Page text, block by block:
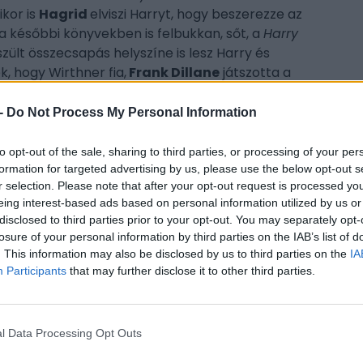
Do Not Process My Personal Information
opt-out of the sale, sharing to third parties, or processing of your
for targeted advertising by us, please use the below opt-out
selection. Please note that after your opt-out request is processed
interest-based ads based on personal information utilized by us
to third parties prior to your opt-out. You may separately
of your personal information by third parties on the IAB’s list of
This information may also be disclosed by us to third parties on the
Participants that may further disclose it to other third parties.
Data Processing Opt Outs
is Hagrid elviszi Harryt, hogy beszerezze az
későbbi könyvekben is felbukkan, sőt, a Harry
összecsapás helyszíne is lesz Harry és
hogy Wirthner fia, Frank Dillane játszotta a
Malkin in the HARRY POTTER TV series
yU5rKW71QD
February 20, 2026
ami kitudódhatott.Neil Edmond (Az
alakít majd a sorozatban, és
hogy arról a részről van szó,
kapnak szállást. Úgy hírlik, hogy
majd Edmond.